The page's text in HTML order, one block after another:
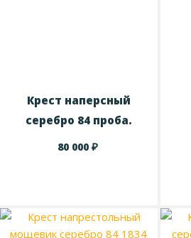
Крест наперсный
серебро 84 проба.
80 000 ₽